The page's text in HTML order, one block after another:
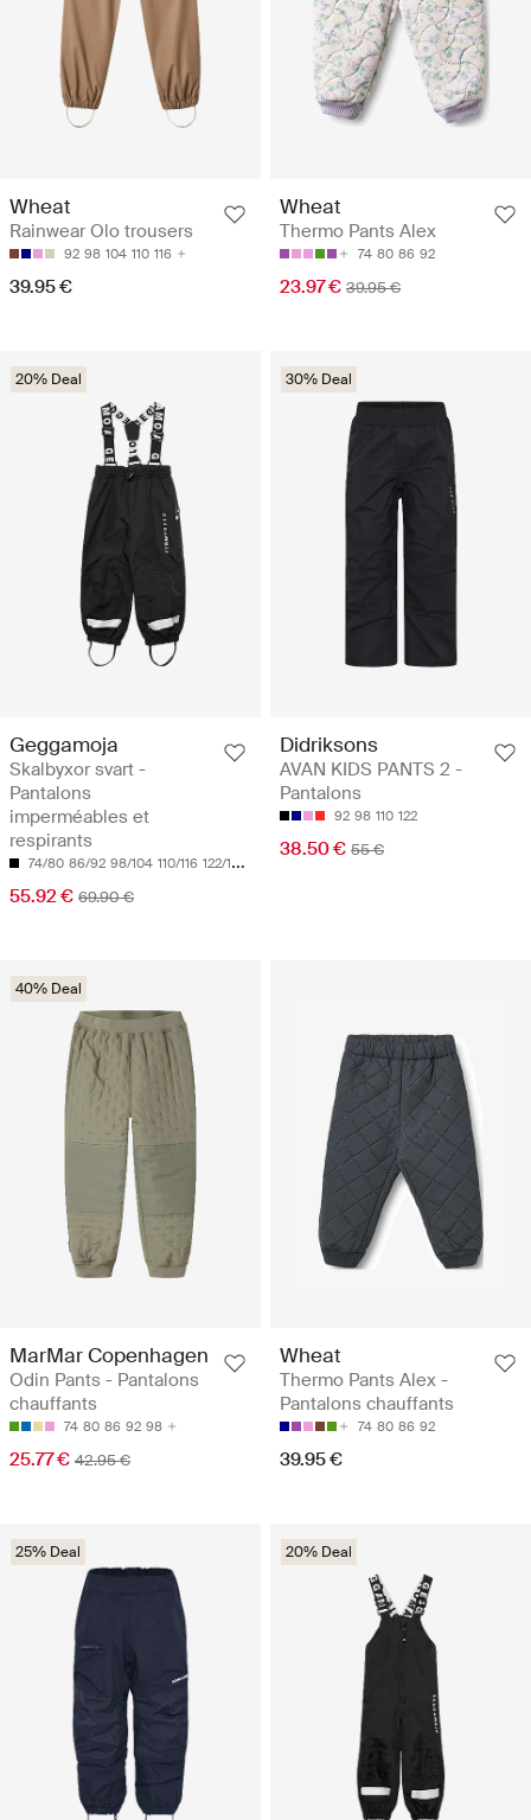
Wheat
Rainwear Olo trousers
92 98 104 110 116
39.95 €
Wheat
Thermo Pants Alex
74 80 86 92
23.97 € 39.95 €
20% Deal
Geggamoja
Skalbyxor svart -
Pantalons
imperméables et
respirants
74/80 86/92 98/104 110/116 122/128
55.92 € 69.90 €
30% Deal
Didriksons
AVAN KIDS PANTS 2 -
Pantalons
92 98 110 122
38.50 € 55 €
40% Deal
MarMar Copenhagen
Odin Pants - Pantalons
chauffants
74 80 86 92 98
25.77 € 42.95 €
Wheat
Thermo Pants Alex -
Pantalons chauffants
74 80 86 92
39.95 €
25% Deal 20% Deal